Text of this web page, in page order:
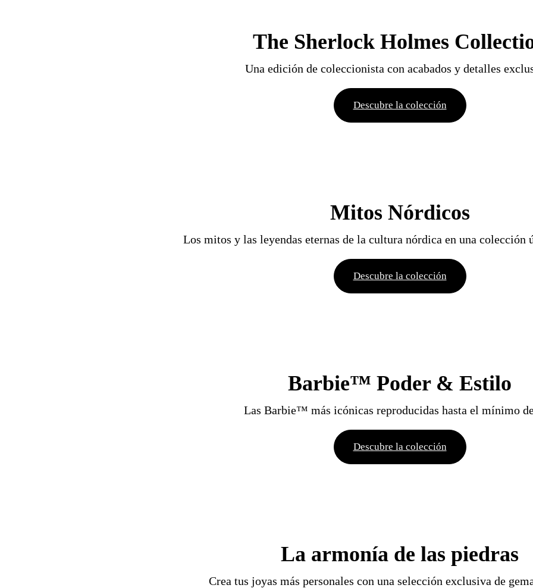
The Sherlock Holmes
Una edición de coleccionista con acabados y detalles
Descubre la colección
Mitos Nórdicos
Los mitos y las leyendas eternas de la cultura nórdica en una colección
Descubre la colección
Barbie™ Poder & Estilo
Las Barbie™ más icónicas reproducidas hasta el mínimo
Descubre la colección
La armonía de las piedras
Crea tus joyas más personales con una selección exclusiva de